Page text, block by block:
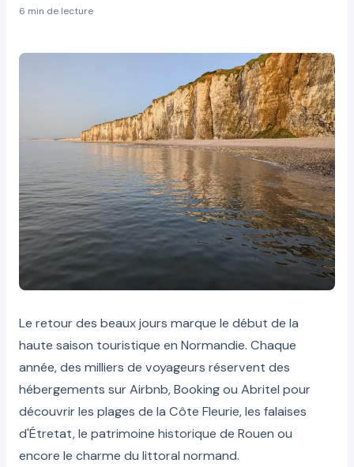
6 min de lecture
Le retour des beaux jours marque le début de la
haute saison touristique en Normandie. Chaque
année, des milliers de voyageurs réservent des
hébergements sur Airbnb, Booking ou Abritel pour
découvrir les plages de la Côte Fleurie, les falaises
d'Étretat, le patrimoine historique de Rouen ou
encore le charme du littoral normand.